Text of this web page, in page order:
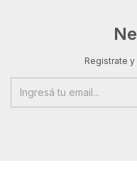
Registrate